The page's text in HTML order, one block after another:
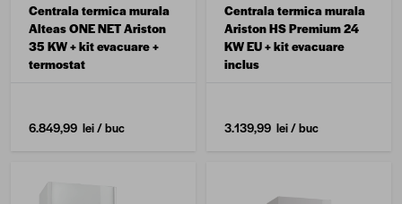
Centrala termica murala
Alteas ONE NET Ariston
35 KW + kit evacuare +
termostat
6.849,99 lei/ buc
Centrala termica murala
Ariston HS Premium 24
KW EU + kit evacuare
inclus
3.139,99 lei/ buc